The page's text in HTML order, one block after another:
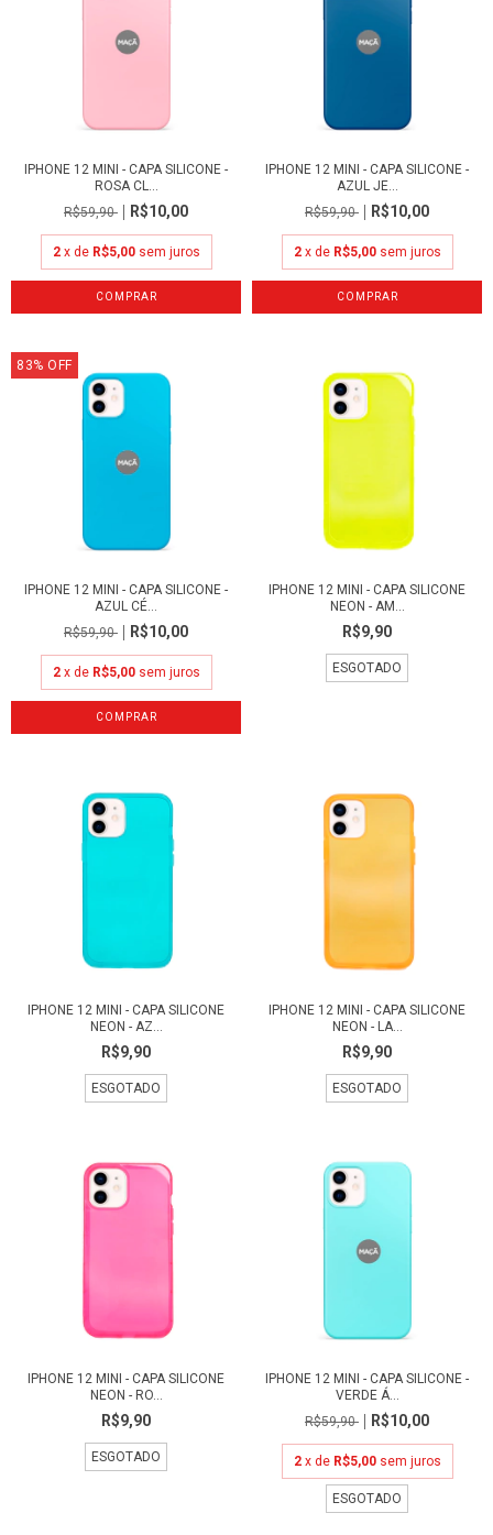
IPHONE 12 MINI - CAPA SILICONE -
ROSA CL...
R$59,90
R$10,00
2 x de R$5,00 sem juros
IPHONE 12 MINI - CAPA SILICONE -
AZUL JE...
R$59,90
R$10,00
2 x de R$5,00 sem juros
83% OFF
IPHONE 12 MINI - CAPA SILICONE -
AZUL CÉ...
R$59,90
R$10,00
2 x de R$5,00 sem juros
IPHONE 12 MINI - CAPA SILICONE
NEON - AM...
R$9,90
ESGOTADO
IPHONE 12 MINI - CAPA SILICONE
NEON - AZ...
R$9,90
ESGOTADO
IPHONE 12 MINI - CAPA SILICONE
NEON - LA...
R$9,90
ESGOTADO
IPHONE 12 MINI - CAPA SILICONE
NEON - RO...
R$9,90
ESGOTADO
IPHONE 12 MINI - CAPA SILICONE -
VERDE Á...
R$59,90
R$10,00
2 x de R$5,00 sem juros
ESGOTADO